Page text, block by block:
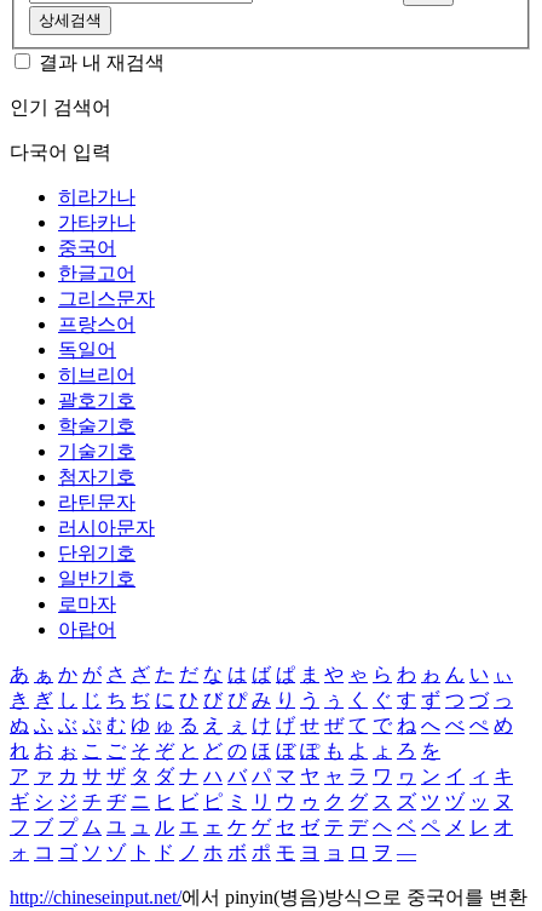
상세검색
결과 내 재검색
인기 검색어
다국어 입력
히라가나
가타카나
중국어
한글고어
그리스문자
프랑스어
독일어
히브리어
괄호기호
학술기호
기술기호
첨자기호
라틴문자
러시아문자
단위기호
일반기호
로마자
아랍어
あ ぁ か が さ ざ た だ な は ば ぱ ま や ゃ ら わ ゎ ん い ぃ
き ぎ し じ ち ぢ に ひ び ぴ み り う ぅ く ぐ す ず つ づ っ
ぬ ふ ぶ ぷ む ゆ ゅ る え ぇ け げ せ ぜ て で ね へ べ ぺ め
れ お ぉ こ ご そ ぞ と ど の ほ ぼ ぽ も よ ょ ろ を
ア ァ カ サ ザ タ ダ ナ ハ バ パ マ ヤ ャ ラ ワ ヮ ン イ ィ キ
ギ シ ジ チ ヂ ニ ヒ ビ ピ ミ リ ウ ゥ ク グ ス ズ ツ ヅ ッ ヌ
フ ブ プ ム ユ ュ ル エ ェ ケ ゲ セ ゼ テ デ ヘ ベ ペ メ レ オ
ォ コ ゴ ソ ゾ ト ド ノ ホ ボ ポ モ ヨ ョ ロ ヲ ―
http://chineseinput.net/에서 pinyin(병음)방식으로 중국어를 변환